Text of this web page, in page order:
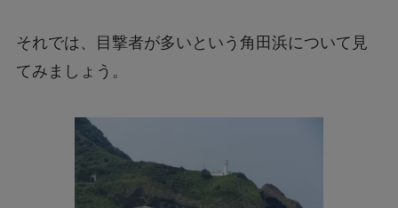
それでは、目撃者が多いという角田浜について見
てみましょう。